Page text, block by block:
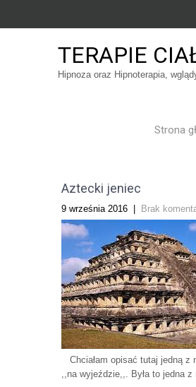
TERAPIE
Hipnoza oraz Hipnoterapia,
Strona
Aztecki jeniec
9 września 2016 Brak
Chciałam opisać tutaj jedną z
,,na wyjeździe,,. Była to jedna